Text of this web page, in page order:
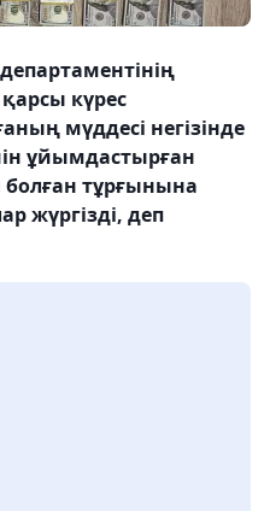
күрес
мүддесі негізінде
ұйымдастырған
тұрғынына
жүргізді, деп